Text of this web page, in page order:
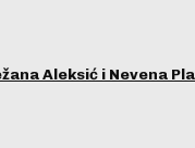
Aleksić i Nevena